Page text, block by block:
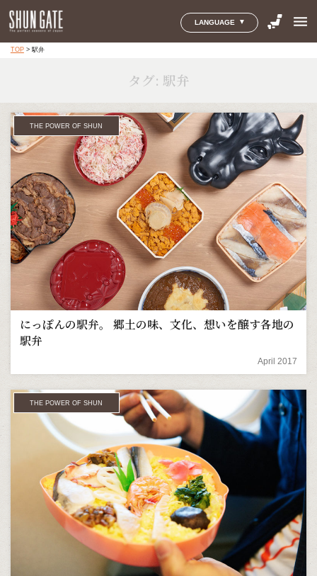
LANGUAGE menu
TOP> 駅弁
タグ: 駅弁
THE POWER OF SHUN
にっぽんの駅弁。 郷土の味、文化、想いを醸す各地の
駅弁
April 2017
THE POWER OF SHUN